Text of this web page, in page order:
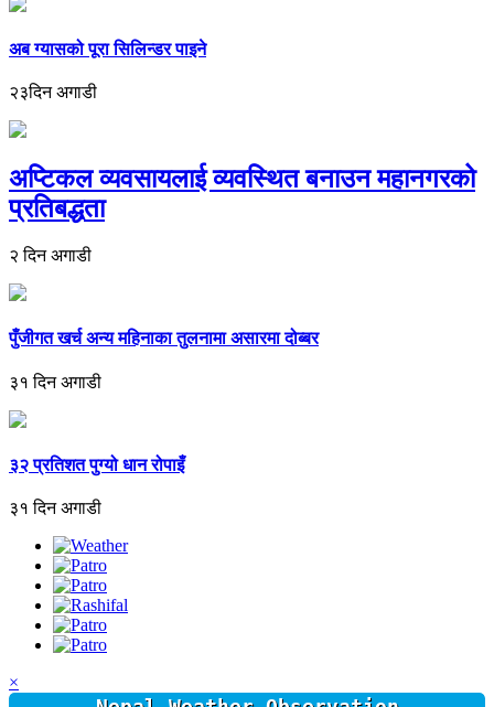
अब ग्यासको पूरा सिलिन्डर पाइने
२३दिन अगाडी
अप्टिकल व्यवसायलाई व्यवस्थित बनाउन महानगरको
प्रतिबद्धता
२ दिन अगाडी
पुँजीगत खर्च अन्य महिनाका तुलनामा असारमा दोब्बर
३१ दिन अगाडी
३२ प्रतिशत पुग्यो धान रोपाइँ
३१ दिन अगाडी
×